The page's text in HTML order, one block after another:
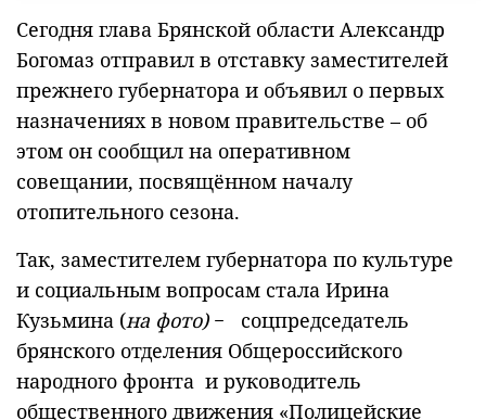
Сегодня глава Брянской области Александр
Богомаз отправил в отставку заместителей
прежнего губернатора и объявил о первых
назначениях в новом правительстве – об
этом он сообщил на оперативном
совещании, посвящённом началу
отопительного сезона.
Так, заместителем губернатора по культуре
и социальным вопросам стала Ирина
Кузьмина (на фото)− соцпредседатель
брянского отделения Общероссийского
народного фронта и руководитель
общественного движения «Полицейские